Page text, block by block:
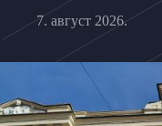
7. август 2026.